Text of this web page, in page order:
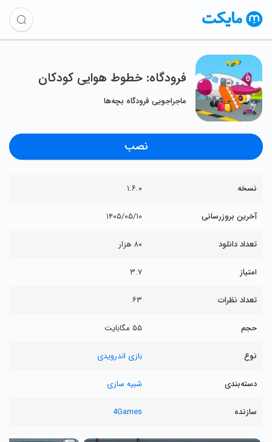
فرودگاه: خطوط هوایی کودکان
ماجراجویی فرودگاه بچه‌ها
نصب
نسخه ۱.۶.۰
آخرین بروزرسانی ۱۴۰۵/۰۵/۱۰
تعداد دانلود ۸۰ هزار
امتیاز ۳.۷
تعداد نظرات ۶۳
حجم ۵۵ مگابایت
نوع بازی اندرویدی
دسته‌بندی شبیه سازی
سازنده 4Games